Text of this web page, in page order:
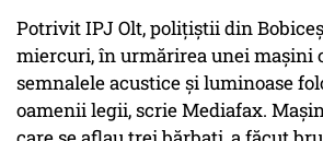
Potrivit IPJ Olt, polițiștii din
miercuri, în urmărirea unei mașini
semnalele acustice și luminoase
oamenii legii, scrie Mediafax.